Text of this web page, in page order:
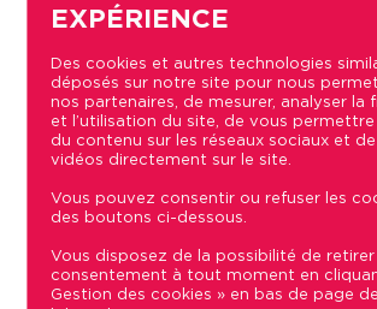
Revenus nets mensuels
Montant des prestations
Autres revenus (pension
alimentaire, rente…)
EXPÉRIENCE
Des cookies et autres technologies
déposés sur notre site pour nous
nos partenaires, de mesurer, analyser la
et l’utilisation du site, de vous
du contenu sur les réseaux sociaux et
vidéos directement sur le site.
Vous pouvez consentir ou refuser les
des boutons ci-dessous.
Vous disposez de la possibilité de
consentement à tout moment en
Gestion des cookies » en bas de page